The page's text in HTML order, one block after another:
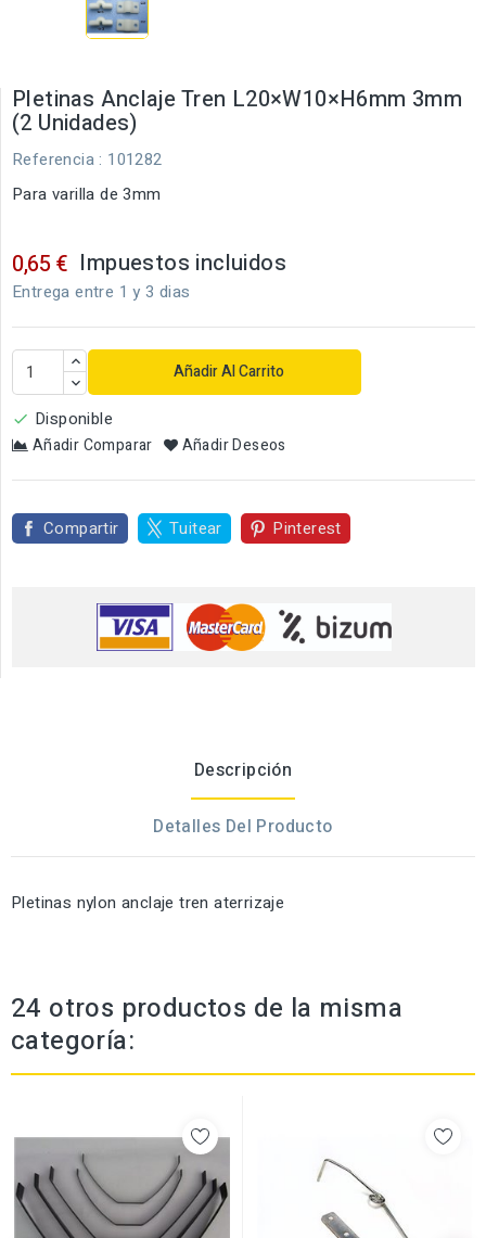
Pletinas Anclaje Tren L20×W10×H6mm 3mm
(2 Unidades)
Referencia : 101282
Para varilla de 3mm
0,65 € Impuestos incluidos
Entrega entre 1 y 3 dias
Añadir Al Carrito
 Disponible
Añadir Comparar Añadir Deseos
Compartir Tuitear Pinterest
Descripción
Detalles Del Producto
Pletinas nylon anclaje tren aterrizaje
24 otros productos de la misma
categoría: